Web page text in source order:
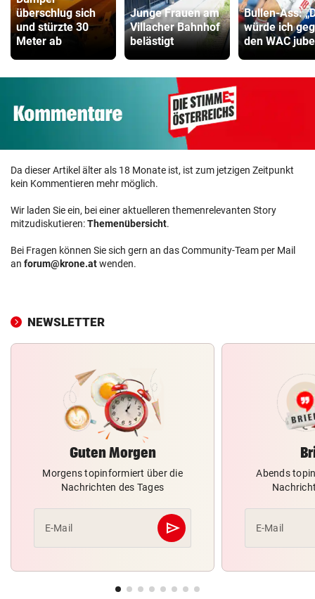
überschlug sich
und stürzte 30
Meter ab
Junge Frauen am
Villacher Bahnhof
belästigt
Bullen-Ass:
würde ich
den WAC
Da dieser Artikel älter als 18 Monate ist, ist zum jetzigen Zeitpunkt
kein Kommentieren mehr möglich.
Wir laden Sie ein, bei einer aktuelleren themenrelevanten Story
mitzudiskutieren:Themenübersicht.
Bei Fragen können Sie sich gern an das Community-Team per Mail
an forum@krone.atwenden.
NEWSLETTER
Guten Morgen
Morgens topinformiert über die
Nachrichten des Tages
E-Mail send
Abschicken
Abends
E-Mail